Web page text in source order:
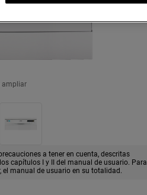
ampliar
a tener en cuenta, descritas
capítulos I y II del manual de usuario. Para
manual de usuario en su totalidad.